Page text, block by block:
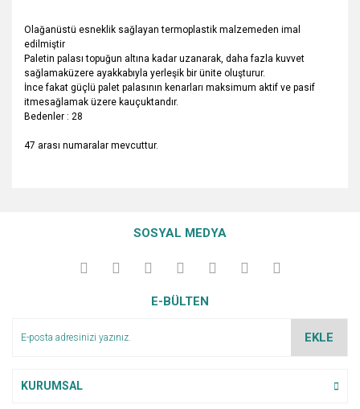
Olağanüstü esneklik sağlayan termoplastik malzemeden imal
edilmiştir
Paletin palası topuğun altına kadar uzanarak, daha fazla kuvvet
sağlamaküzere ayakkabıyla yerleşik bir ünite oluşturur.
İnce fakat güçlü palet palasının kenarları maksimum aktif ve pasif
itmesağlamak üzere kauçuktandır.
Bedenler : 28
47 arası numaralar mevcuttur.
Yorum Yaz
kullanarak tarafımıza iletebilirsiniz.
Görüş ve önerileriniz için teşekkür ederiz.
Ürün açıklamasında eksik bilgiler bulunuyor.
SOSYAL MEDYA
E-BÜLTEN
EKLE
KURUMSAL